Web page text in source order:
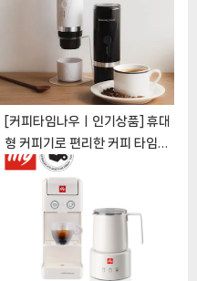
HD7767/HD7768/
[커피타임나우ㅣ인기상품] 휴대
형 커피기로 편리한 커피 타임을
누리자 [CoffeeTimeNOWㅣ
추천상품]